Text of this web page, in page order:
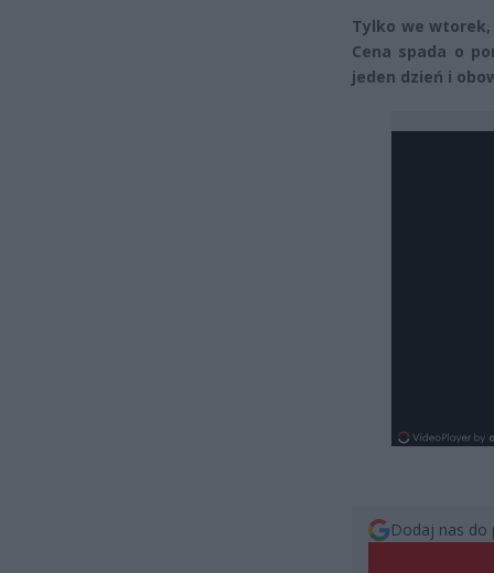
Tylko we wtorek,
Cena spada o
jeden dzień i
Dodaj nas do